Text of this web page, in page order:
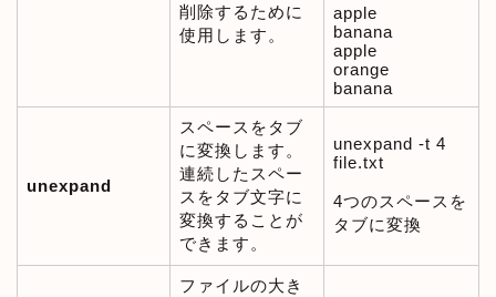
削除するために
使用します。
apple
banana
apple
orange
banana
unexpand
スペースをタブ
に変換します。
連続したスペー
スをタブ文字に
変換することが
できます。
unexpand -t 4
file.txt
4つのスペースを
タブに変換
ファイルの大き